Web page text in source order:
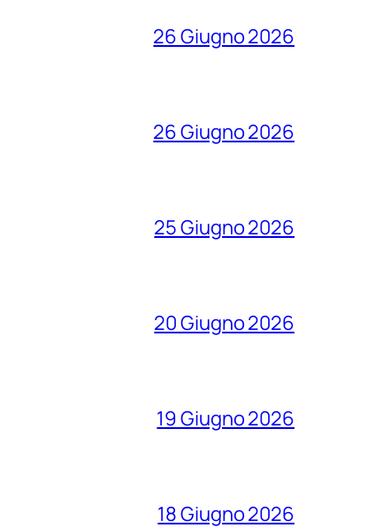
26 Giugno 2026
26 Giugno 2026
25 Giugno 2026
20 Giugno 2026
19 Giugno 2026
18 Giugno 2026